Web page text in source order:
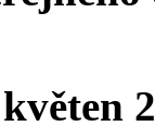
květen